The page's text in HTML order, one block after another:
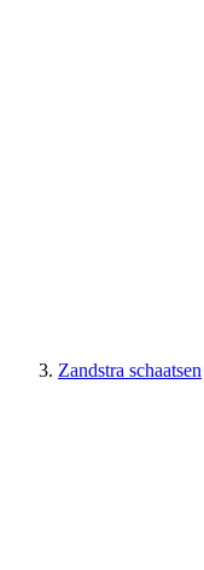
Zandstra schaatsen